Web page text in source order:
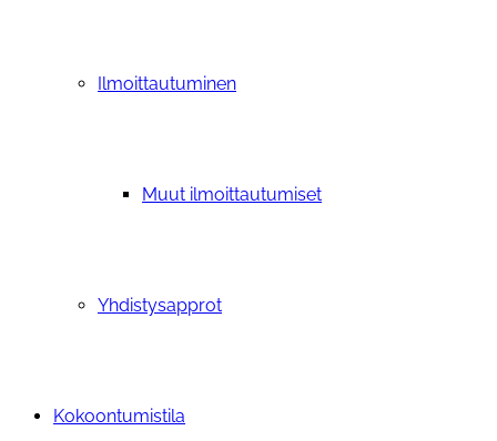
Ilmoittautuminen
Muut ilmoittautumiset
Yhdistysapprot
Kokoontumistila